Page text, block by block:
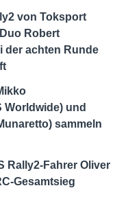
von Toksport
Robert
der achten Runde
Worldwide) und
sammeln
Rally2-Fahrer Oliver
Gesamtsieg